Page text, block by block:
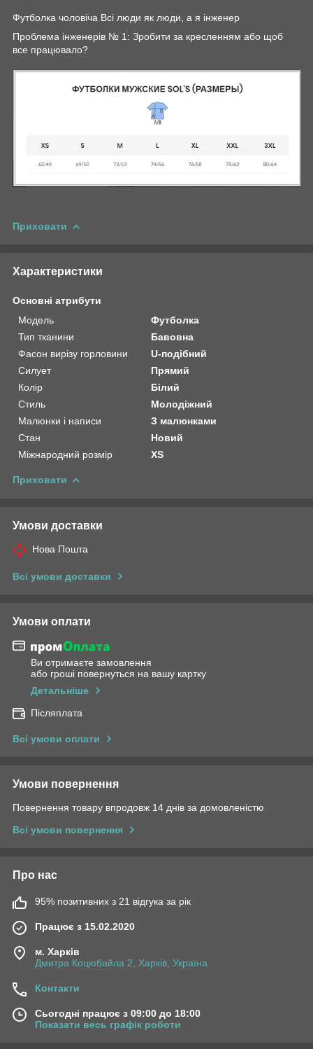
Футболка чоловіча Всі люди як люди, а я інженер
Проблема інженерів № 1: Зробити за кресленням або щоб
все працювало?
Приховати
Характеристики
Основні атрибути
Модель
Футболка
Тип тканини
Бавовна
Фасон вирізу горловини
U-подібний
Силует
Прямий
Колір
Білий
Стиль
Молодіжний
Малюнки і написи
З малюнками
Стан
Новий
Міжнародний розмір
XS
Приховати
Умови доставки
Нова Пошта
Всі умови доставки
Умови оплати
Ви отримаєте замовлення
або гроші повернуться на вашу картку
Детальніше
Післяплата
Всі умови оплати
Умови повернення
Повернення товару впродовж 14 днів за домовленістю
Всі умови повернення
Про нас
95% позитивних з 21 відгука за рік
Працює з 15.02.2020
м. Харків
Дмитра Коцюбайла 2, Харків, Україна
Контакти
Сьогодні працює з 09:00 до 18:00
Показати весь графік роботи